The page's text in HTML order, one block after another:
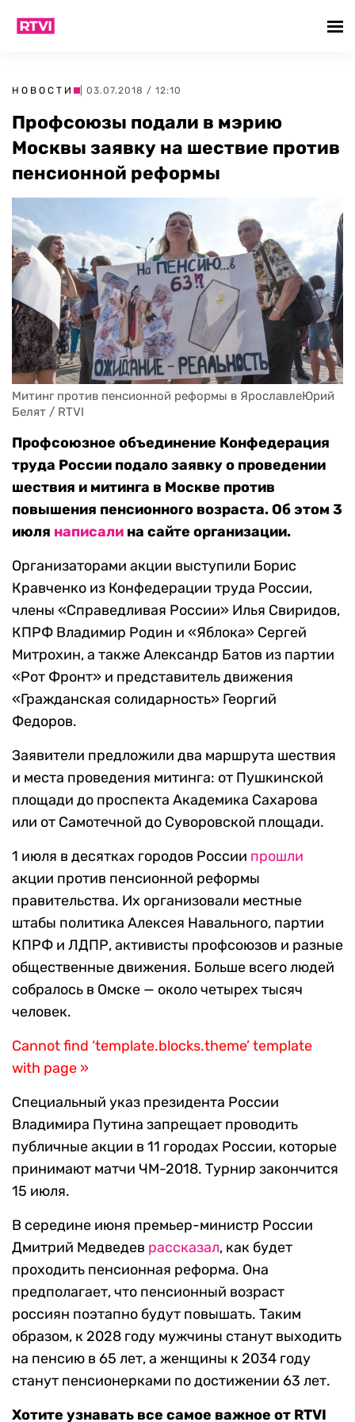
НОВОСТИ | 03.07.2018 / 12:10
Профсоюзы подали в мэрию
Москвы заявку на шествие против
пенсионной реформы
Митинг против пенсионной реформы в ЯрославлеЮрий
Белят / RTVI
Профсоюзное объединение Конфедерация
труда России подало заявку о проведении
шествия и митинга в Москве против
повышения пенсионного возраста. Об этом 3
июля написали на сайте организации.
Организаторами акции выступили Борис
Кравченко из Конфедерации труда России,
члены «Справедливая России» Илья Свиридов,
КПРФ Владимир Родин и «Яблока» Сергей
Митрохин, а также Александр Батов из партии
«Рот Фронт» и представитель движения
«Гражданская солидарность» Георгий
Федоров.
Заявители предложили два маршрута шествия
и места проведения митинга: от Пушкинской
площади до проспекта Академика Сахарова
или от Самотечной до Суворовской площади.
1 июля в десятках городов России прошли
акции против пенсионной реформы
правительства. Их организовали местные
штабы политика Алексея Навального, партии
КПРФ и ЛДПР, активисты профсоюзов и разные
общественные движения. Больше всего людей
собралось в Омске — около четырех тысяч
человек.
Cannot find ‘template.blocks.theme’ template
with page »
Специальный указ президента России
Владимира Путина запрещает проводить
публичные акции в 11 городах России, которые
принимают матчи ЧМ-2018. Турнир закончится
15 июля.
В середине июня премьер-министр России
Дмитрий Медведев рассказал, как будет
проходить пенсионная реформа. Она
предполагает, что пенсионный возраст
россиян поэтапно будут повышать. Таким
образом, к 2028 году мужчины станут выходить
на пенсию в 65 лет, а женщины к 2034 году
станут пенсионерками по достижении 63 лет.
Хотите узнавать все самое важное от RTVI